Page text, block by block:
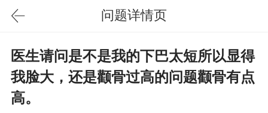
问题详情页
医生请问是不是我的下巴太短所以显得
我脸大，还是颧骨过高的问题颧骨有点
高。